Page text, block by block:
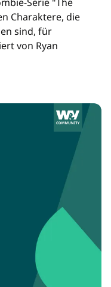
Serie "The
Charaktere, die
sind, für
von Ryan